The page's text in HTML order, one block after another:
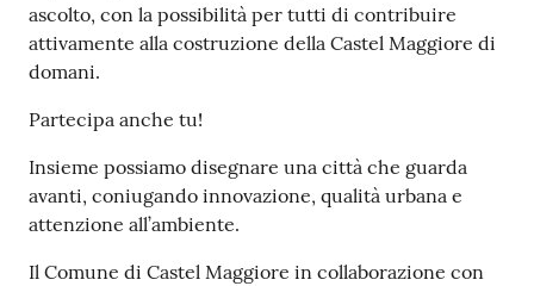
ascolto, con la possibilità per tutti di contribuire
attivamente alla costruzione della Castel Maggiore di
domani.
Partecipa anche tu!
Insieme possiamo disegnare una città che guarda
avanti, coniugando innovazione, qualità urbana e
attenzione all’ambiente.
Il Comune di Castel Maggiore in collaborazione con